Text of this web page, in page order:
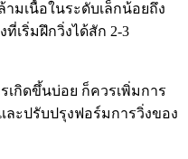
มเนื้อในระดับเล็กน้อยถึง
เริ่มฝึกวิ่งได้สัก 2-3
เกิดขึ้นบ่อย ก็ควรเพิ่มการ
ละปรับปรุงฟอร์มการวิ่งของ